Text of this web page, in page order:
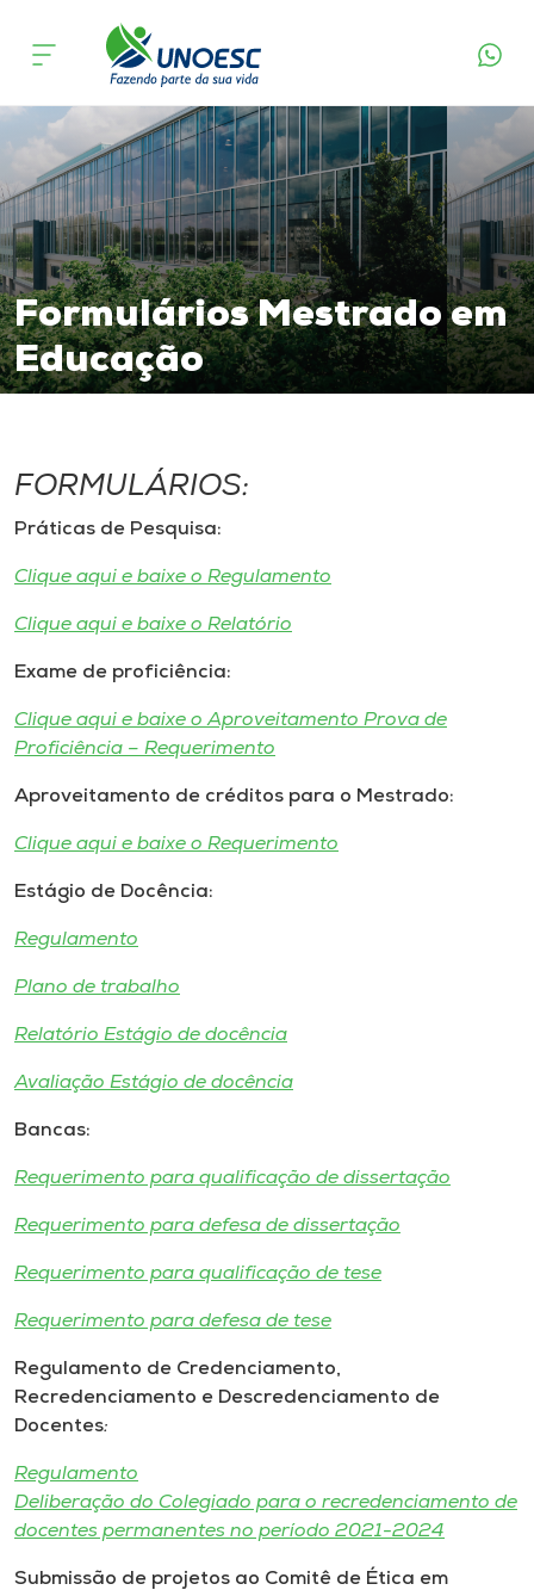
Cursos
Onde estamos
Pesquisa
Atendimento ao Estudante
Portal de Ensino
Internacionalização
I.nova
Diplomados
Cultura
CPA
Editora
Museu
Store
o idioma
A+
Formulários Mestrado em
Educação
FORMULÁRIOS:
Práticas de Pesquisa:
Clique aqui e baixe o Regulamento
Clique aqui e baixe o Relatório
Exame de proficiência:
Clique aqui e baixe o Aproveitamento Prova de
Proficiência – Requerimento
Aproveitamento de créditos para o Mestrado:
Clique aqui e baixe o Requerimento
Estágio de Docência:
Regulamento
Plano de trabalho
Relatório Estágio de docência
Avaliação Estágio de docência
Bancas:
Requerimento para qualificação de dissertação
Requerimento para defesa de dissertação
Requerimento para qualificação de tese
Requerimento para defesa de tese
Regulamento de Credenciamento,
Recredenciamento e Descredenciamento de
Docentes:
Regulamento
Deliberação do Colegiado para o recredenciamento de
docentes permanentes no período 2021-2024
Submissão de projetos ao Comitê de Ética em